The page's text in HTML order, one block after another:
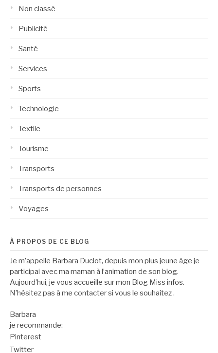
Non classé
Publicité
Santé
Services
Sports
Technologie
Textile
Tourisme
Transports
Transports de personnes
Voyages
À PROPOS DE CE BLOG
Je m’appelle Barbara Duclot, depuis mon plus jeune âge je
participai avec ma maman à l’animation de son blog.
Aujourd’hui, je vous accueille sur mon Blog Miss infos.
N’hésitez pas à me contacter si vous le souhaitez .
Barbara
je recommande:
Pinterest
Twitter